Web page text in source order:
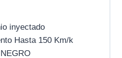
inyectado
Hasta 150 Km/k